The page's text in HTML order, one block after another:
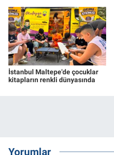
İstanbul Maltepe'de çocuklar
kitapların renkli dünyasında
Yorumlar